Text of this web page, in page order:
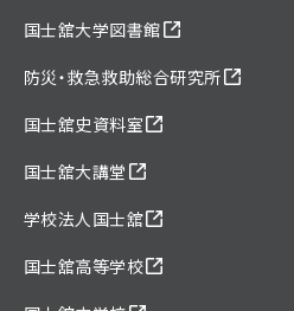
国士舘大学図書館
防災・救急救助総合研究所
国士舘史資料室
国士舘大講堂
学校法人国士舘
国士舘高等学校